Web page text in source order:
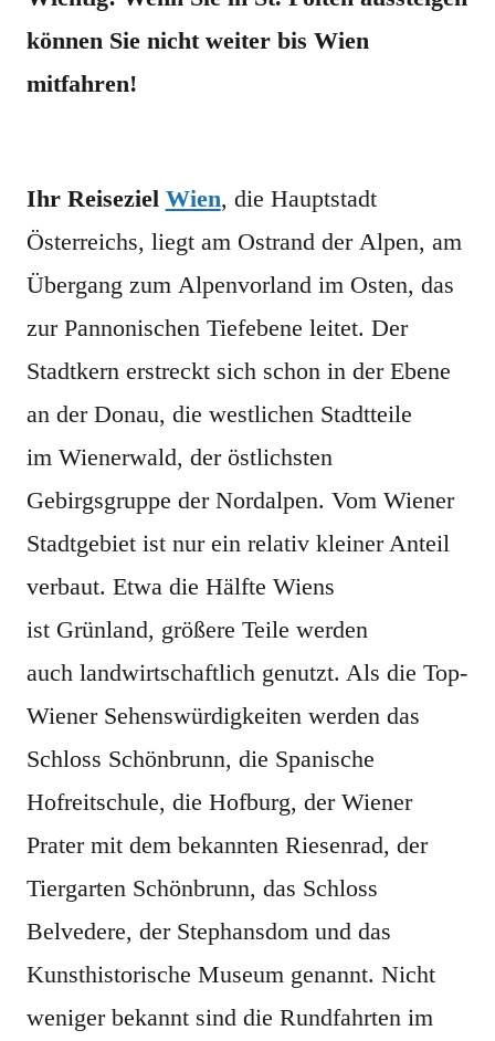
können Sie nicht weiter bis Wien
mitfahren!
Ihr Reiseziel Wien, die Hauptstadt
Österreichs, liegt am Ostrand der Alpen, am
Übergang zum Alpenvorland im Osten, das
zur Pannonischen Tiefebene leitet. Der
Stadtkern erstreckt sich schon in der Ebene
an der Donau, die westlichen Stadtteile
im Wienerwald, der östlichsten
Gebirgsgruppe der Nordalpen. Vom Wiener
Stadtgebiet ist nur ein relativ kleiner Anteil
verbaut. Etwa die Hälfte Wiens
ist Grünland, größere Teile werden
auch landwirtschaftlich genutzt. Als die Top-
Wiener Sehenswürdigkeiten werden das
Schloss Schönbrunn, die Spanische
Hofreitschule, die Hofburg, der Wiener
Prater mit dem bekannten Riesenrad, der
Tiergarten Schönbrunn, das Schloss
Belvedere, der Stephansdom und das
Kunsthistorische Museum genannt. Nicht
weniger bekannt sind die Rundfahrten im